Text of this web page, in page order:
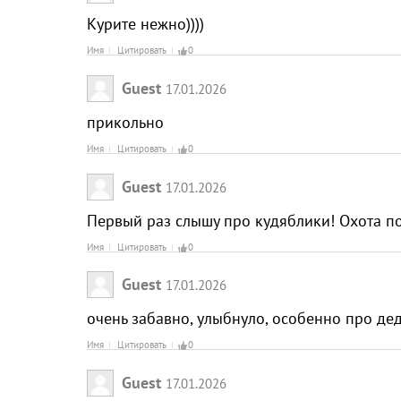
Курите нежно))))
Имя Цитировать 0
Guest 17.01.2026
прикольно
Имя Цитировать 0
Guest 17.01.2026
Первый раз слышу про кудяблики! Охота
Имя Цитировать 0
Guest 17.01.2026
очень забавно, улыбнуло, особенно про
Имя Цитировать 0
Guest 17.01.2026